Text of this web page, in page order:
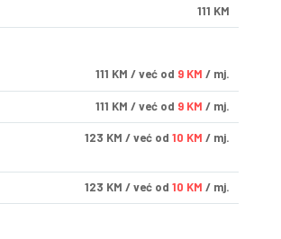
111 KM
111 KM / već od 9 KM / mj.
111 KM / već od 9 KM / mj.
123 KM / već od 10 KM / mj.
123 KM / već od 10 KM / mj.